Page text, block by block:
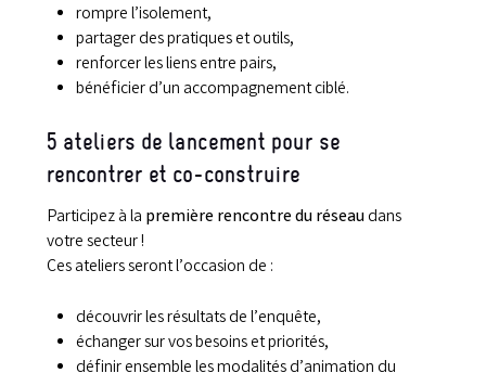
rompre l’isolement,
partager des pratiques et outils,
renforcer les liens entre pairs,
bénéficier d’un accompagnement ciblé.
5 ateliers de lancement pour se
rencontrer et co-construire
Participez à la première rencontre du réseaudans
votre secteur !
Ces ateliers seront l’occasion de :
découvrir les résultats de l’enquête,
échanger sur vos besoins et priorités,
définir ensemble les modalités d’animation du